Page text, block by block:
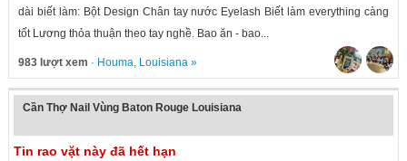
dài biết làm: Bột Design Chân tay nước Eyelash Biết làm everything càng
tốt Lương thỏa thuận theo tay nghề. Bao ăn - bao...
983 lượt xem · Houma, Louisiana»
Cần Thợ Nail Vùng Baton Rouge Louisiana
Tin rao vặt này đã hết hạn